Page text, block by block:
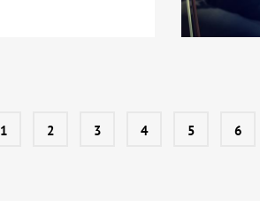
1 2 3 4 5 6